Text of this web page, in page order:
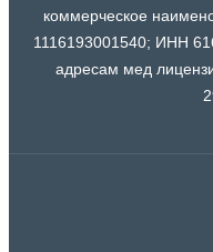
коммерческое
1116193001540; ИНН
адресам мед